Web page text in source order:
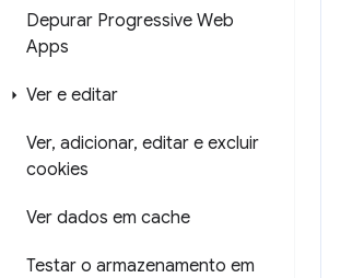
Depurar Progressive Web
Apps
Ver e editar
Ver, adicionar, editar e excluir
cookies
Ver dados em cache
Testar o armazenamento em